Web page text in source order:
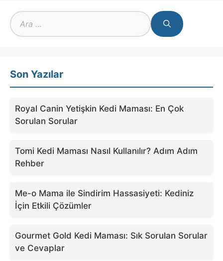
için
ara
Son Yazılar
Royal Canin Yetişkin Kedi Maması: En Çok
Sorulan Sorular
Tomi Kedi Maması Nasıl Kullanılır? Adım Adım
Rehber
Me-o Mama ile Sindirim Hassasiyeti: Kediniz
İçin Etkili Çözümler
Gourmet Gold Kedi Maması: Sık Sorulan Sorular
ve Cevaplar